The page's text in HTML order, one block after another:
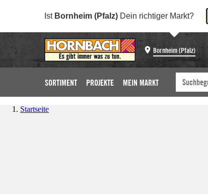
Ist Bornheim (Pfalz) Dein richtiger Markt?
Bornheim (Pfalz)
SORTIMENT PROJEKTE MEIN MARKT
Startseite